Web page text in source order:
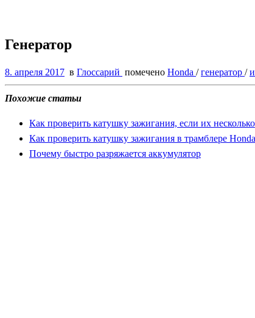
Генератор
8. апреля 2017 в Глоссарий помечено Honda /генератор /
Похожие статьи
Как проверить катушку зажигания, если их несколько
Как проверить катушку зажигания в трамблере Honda
Почему быстро разряжается аккумулятор